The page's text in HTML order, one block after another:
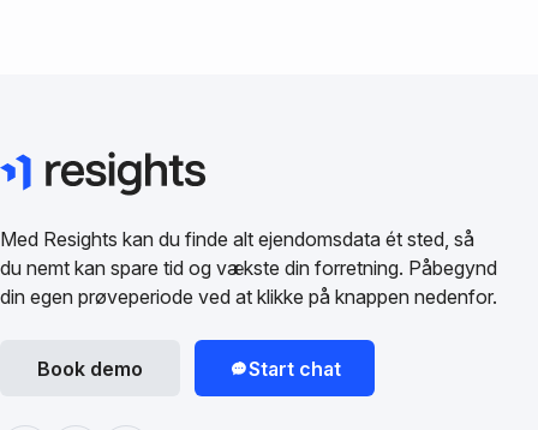
Med Resights kan du finde alt ejendomsdata ét sted, så
du nemt kan spare tid og vækste din forretning. Påbegynd
din egen prøveperiode ved at klikke på knappen nedenfor.
Book demo Start chat